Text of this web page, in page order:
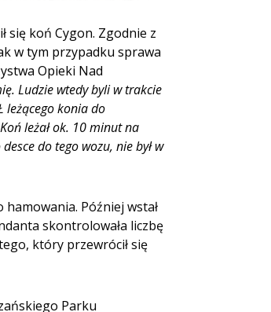
się koń Cygon. Zgodnie z
w tym przypadku sprawa
Opieki Nad
Ludzie wtedy byli w trakcie
leżącego konia do
leżał ok. 10 minut na
do tego wozu, nie był w
Później wstał
skontrolowała liczbę
który przewrócił się
Parku